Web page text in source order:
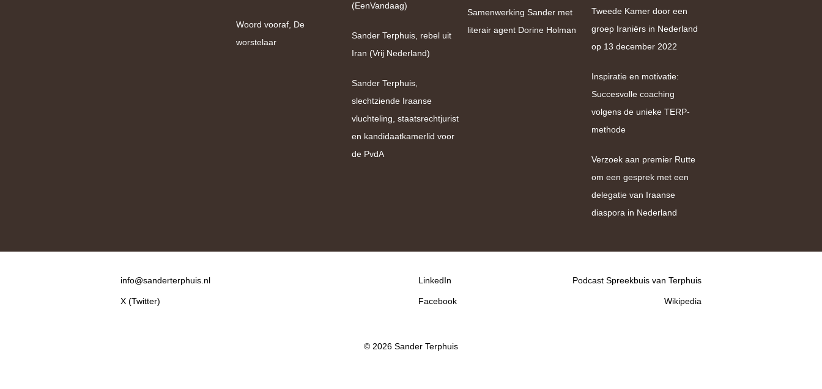
Woord vooraf, De
worstelaar
(EenVandaag)
Sander Terphuis, rebel uit
Iran (Vrij Nederland)
Sander Terphuis,
slechtziende Iraanse
vluchteling, staatsrechtjurist
en kandidaatkamerlid voor
de PvdA
Samenwerking Sander met
literair agent Dorine Holman
Tweede Kamer door een
groep Iraniërs in Nederland
op 13 december 2022
Inspiratie en motivatie:
Succesvolle coaching
volgens de unieke TERP-
methode
Verzoek aan premier Rutte
om een gesprek met een
delegatie van Iraanse
diaspora in Nederland
Contact
info@sanderterphuis.nl
X (Twitter)
LinkedIn
Facebook
Podcast Spreekbuis van Terphuis
Wikipedia
© 2026 Sander Terphuis